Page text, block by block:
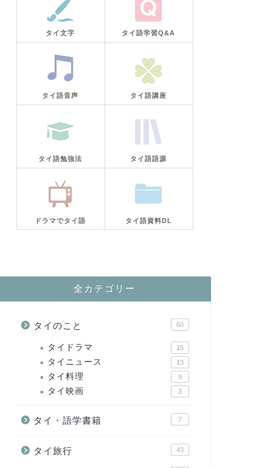
タイ文字 タイ語学習Q&A
タイ語音声 タイ語講座
タイ語勉強法 タイ語語源
ドラマでタイ語 タイ語資料DL
全カテゴリー
タイのこと 60
タイドラマ 15
タイニュース 13
タイ料理 9
タイ映画 3
タイ・語学書籍 7
タイ旅行 43